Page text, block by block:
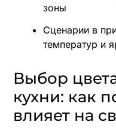
зоны
Сценарии в
температур и
Выбор
кухни: как
влияет на